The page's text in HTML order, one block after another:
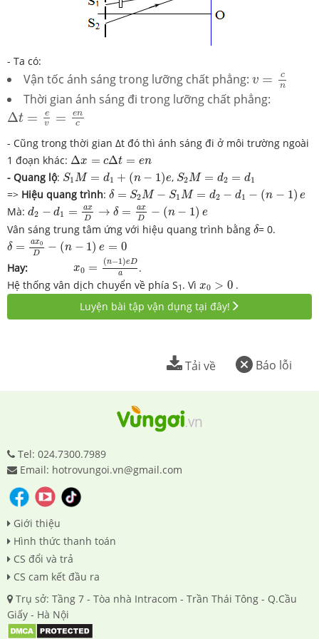
- Ta có:
Vận tốc ánh sáng trong lưỡng chất phẳng: v =
c
n
v n
Thời gian ánh sáng đi trong lưỡng chất phẳng:
Δt =
e
v
= en
c
Δt= =e c
- Cũng trong thời gian ∆t đó thì ánh sáng đi ở môi trường ngoài
1 đoạn khác: Δx = cΔt = en
Δ x= t=e
- Quang lộ: S1M = d1 + (n − 1)e
S1 M= 1+ n −1 , S2M = d2 = d1
S2 M= 2=
=> Hiệu quang trình: δ = S2M − S1M = d2 − d1 − (n − 1) e
δ 2M− 1 M =d2 d1 n− e
Mà: d2 − d1 = ax
D
→ δ = ax
D
− (n − 1) e
d2 d 1 a D δ =a D− 1 e
Vân sáng trung tâm ứng với hiệu quang trình bằng δδ= 0.
δ = ax0
D − (n − 1) e = 0
δ x0D− n −1 e=
Hay: x0 = (n−1)eD
a
=( n− )eD
.
Hệ thống vân dịch chuyển về phía S1 . Vì x0 > 0
x >
.
Luyện bài tập vận dụng tại đây!
Báo lỗi
Tải về
Tel: 024.7300.7989
Email: hotrovungoi.vn@gmail.com
Giới thiệu
Hình thức thanh toán
CS đổi và trả
CS cam kết đầu ra
Trụ sở: Tầng 7 - Tòa nhà Intracom - Trần Thái Tông - Q.Cầu
Giấy - Hà Nội